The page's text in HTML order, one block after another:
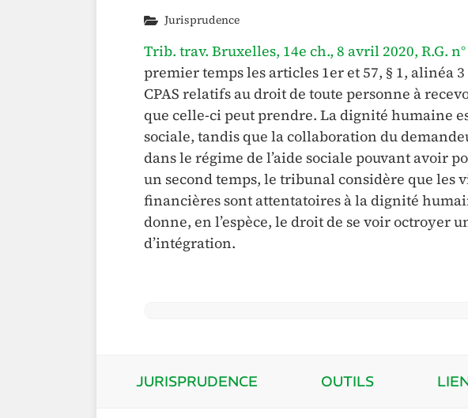
Jurisprudence
Trib. trav. Bruxelles, 14e ch., 8 avril 2020, R.G.
premier temps les articles 1er et 57, § 1, alinéa
CPAS relatifs au droit de toute personne à
que celle-ci peut prendre. La dignité humaine
sociale, tandis que la collaboration du
dans le régime de l’aide sociale pouvant avoir
un second temps, le tribunal considère que les
financières sont attentatoires à la dignité
donne, en l’espèce, le droit de se voir octroyer
d’intégration.
JURISPRUDENCE OUTILS